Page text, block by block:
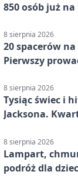
850 osób już
8 sierpnia 2026
20 spacerów
Pierwszy
8 sierpnia 2026
Tysiąc świec i
Jacksona.
8 sierpnia 2026
Lampart,
podróż dla